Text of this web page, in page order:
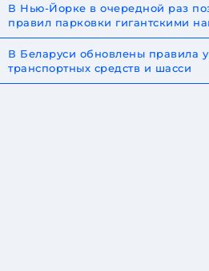
В Нью-Йорке в очередной раз
правил парковки гигантскими
В Беларуси обновлены правила
транспортных средств и шасси